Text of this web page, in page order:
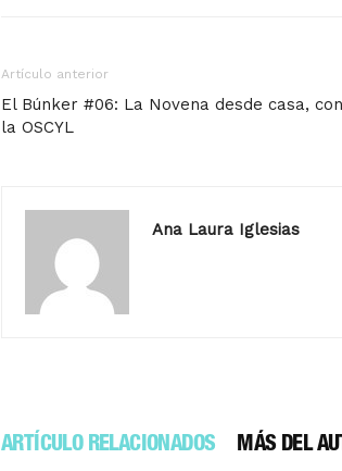
Artículo anterior
El Búnker #06: La Novena desde casa, con
la OSCYL
Ana Laura Iglesias
ARTÍCULO RELACIONADOS MÁS DEL